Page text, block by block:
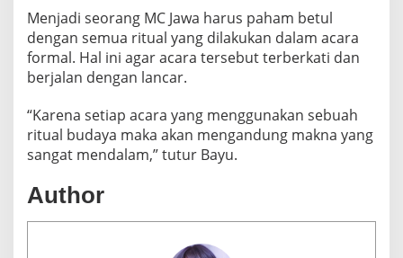
Menjadi seorang MC Jawa harus paham betul
dengan semua ritual yang dilakukan dalam acara
formal. Hal ini agar acara tersebut terberkati dan
berjalan dengan lancar.
“Karena setiap acara yang menggunakan sebuah
ritual budaya maka akan mengandung makna yang
sangat mendalam,” tutur Bayu.
Author